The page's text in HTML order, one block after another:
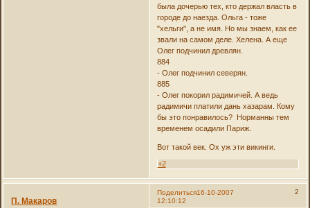
была дочерью тех, кто держал власть в
городе до наезда. Ольга - тоже
"хельги", а не имя. Но мы знаем, как ее
звали на самом деле. Хелена. А еще
Олег подчинил древлян.
884
- Олег подчинил северян.
885
- Олег покорил радимичей. А ведь
радимичи платили дань хазарам. Кому
бы это понравилось? Норманны тем
временем осадили Париж.
Вот такой век. Ох уж эти викинги.
+2
Поделиться 2
16-10-2007
12:10:12
П. Макаров